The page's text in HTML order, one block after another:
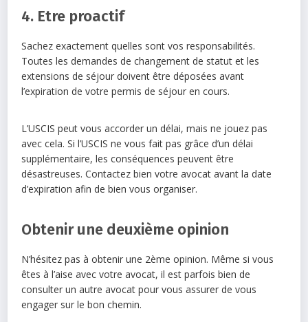
4. Etre proactif
Sachez exactement quelles sont vos responsabilités.
Toutes les demandes de changement de statut et les
extensions de séjour doivent être déposées avant
l’expiration de votre permis de séjour en cours.
L’USCIS peut vous accorder un délai, mais ne jouez pas
avec cela. Si l’USCIS ne vous fait pas grâce d’un délai
supplémentaire, les conséquences peuvent être
désastreuses. Contactez bien votre avocat avant la date
d’expiration afin de bien vous organiser.
Obtenir une deuxième opinion
N’hésitez pas à obtenir une 2ème opinion. Même si vous
êtes à l’aise avec votre avocat, il est parfois bien de
consulter un autre avocat pour vous assurer de vous
engager sur le bon chemin.